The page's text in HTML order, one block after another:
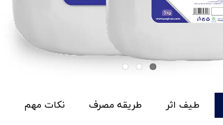
طیف اثر طریقه مصرف نکات مهم